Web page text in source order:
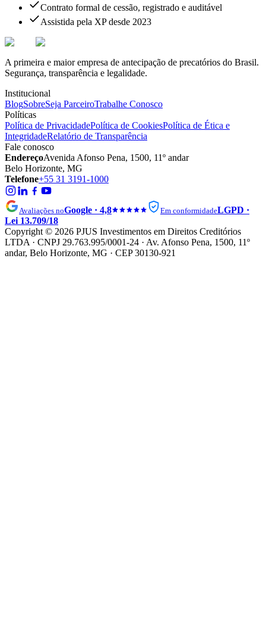
Contrato formal de cessão, registrado e auditável
Assistida pela XP desde 2023
A primeira e maior empresa de antecipação de precatórios do Brasil.
Segurança, transparência e legalidade.
Institucional
BlogSobreSeja ParceiroTrabalhe Conosco
Políticas
Política de PrivacidadePolítica de CookiesPolítica de Ética e
IntegridadeRelatório de Transparência
Fale conosco
EndereçoAvenida Afonso Pena, 1500, 11º andar
Belo Horizonte, MG
Telefone+55 31 3191-1000
Avaliações noGoogle · 4,8 Em conformidadeLGPD ·
Lei 13.709/18
Copyright © 2026 PJUS Investimentos em Direitos Creditórios
LTDA · CNPJ 29.763.995/0001-24 · Av. Afonso Pena, 1500, 11º
andar, Belo Horizonte, MG · CEP 30130-921